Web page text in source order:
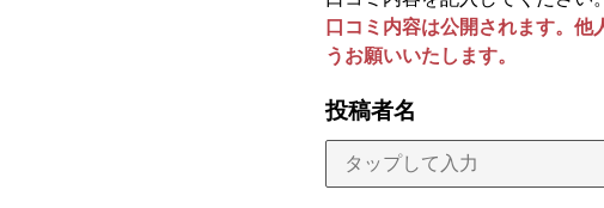
口コミ内容は公開されます。
うお願いいたします。
投稿者名